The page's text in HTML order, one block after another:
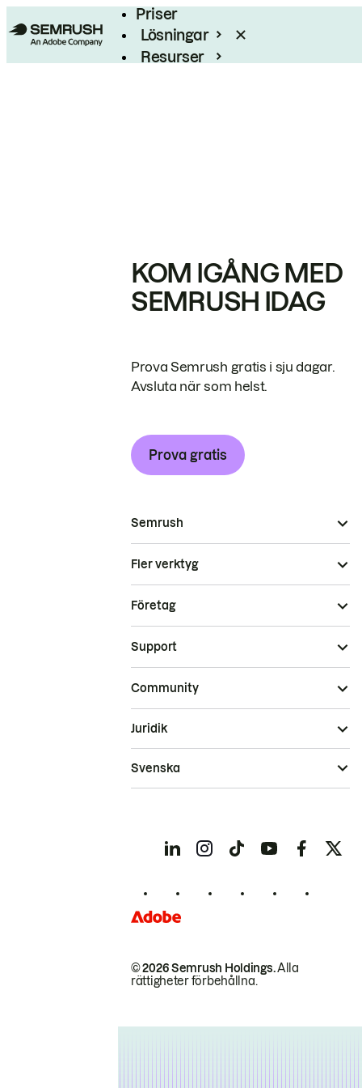
Priser
Lösningar
Resurser
KOM IGÅNG MED
SEMRUSH IDAG
Prova Semrush gratis i sju dagar.
Avsluta när som helst.
Prova gratis
Semrush
Fler verktyg
Företag
Support
Community
© 2026 Semrush Holdings.Alla
rättigheter förbehållna.
Juridik
Svenska